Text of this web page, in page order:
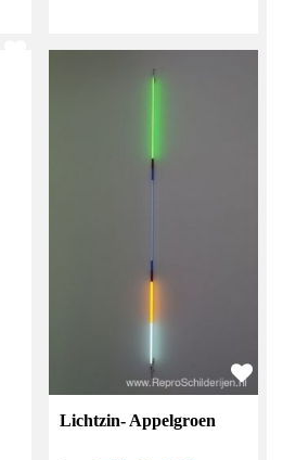
Lichtzin- Appelgroen